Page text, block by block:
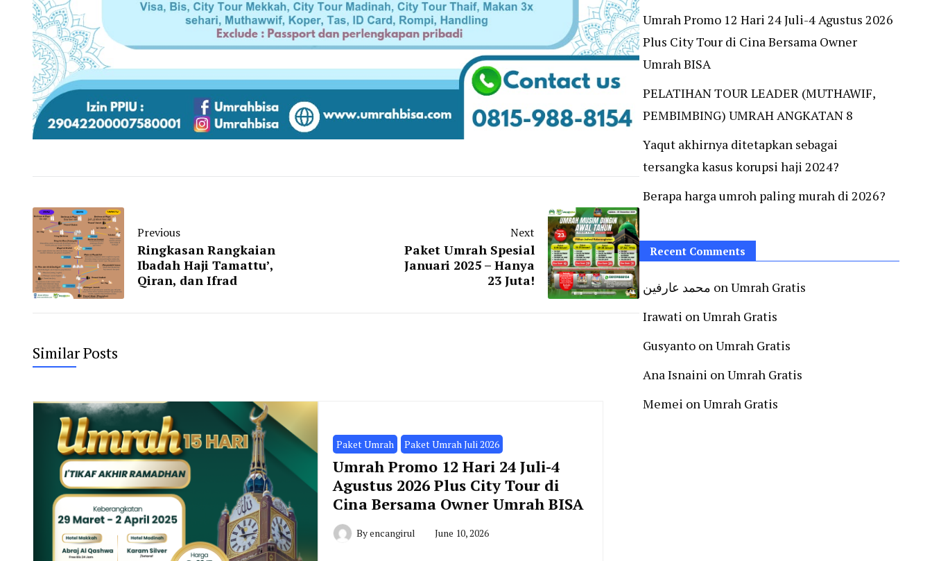
Previous
Ringkasan Rangkaian
Ibadah Haji Tamattu’,
Qiran, dan Ifrad
Next
Paket Umrah Spesial
Januari 2025 – Hanya
23 Juta!
Similar Posts
Paket Umrah Paket Umrah Juli 2026
Umrah Promo 12 Hari 24 Juli-4
Agustus 2026 Plus City Tour di
Cina Bersama Owner Umrah BISA
Byencangirul June 10, 2026
Umrah Promo 12 Hari 24 Juli-4 Agustus 2026
Plus City Tour di Cina Bersama Owner
Umrah BISA
PELATIHAN TOUR LEADER (MUTHAWIF,
PEMBIMBING) UMRAH ANGKATAN 8
Yaqut akhirnya ditetapkan sebagai
tersangka kasus korupsi haji 2024?
Berapa harga umroh paling murah di 2026?
Recent Comments
محمد عارفين onUmrah Gratis
Irawati onUmrah Gratis
Gusyanto onUmrah Gratis
Ana Isnaini onUmrah Gratis
Memei onUmrah Gratis